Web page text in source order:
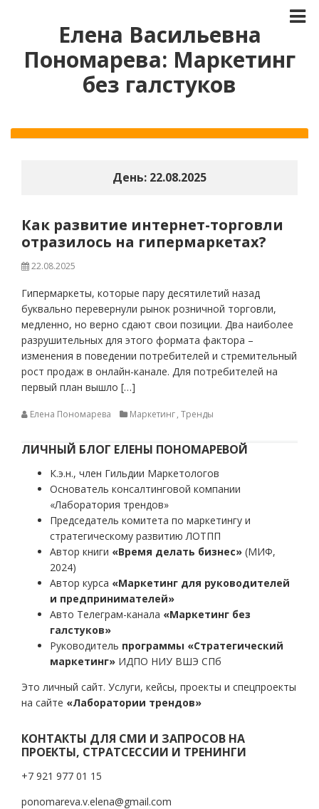
Елена Васильевна
Пономарева: Маркетинг
без галстуков
День: 22.08.2025
Как развитие интернет-торговли
отразилось на гипермаркетах?
22.08.2025
Гипермаркеты, которые пару десятилетий назад
буквально перевернули рынок розничной торговли,
медленно, но верно сдают свои позиции. Два наиболее
разрушительных для этого формата фактора –
изменения в поведении потребителей и стремительный
рост продаж в онлайн-канале. Для потребителей на
первый план вышло […]
Елена Пономарева Маркетинг, Тренды
ЛИЧНЫЙ БЛОГ ЕЛЕНЫ ПОНОМАРЕВОЙ
К.э.н., член Гильдии Маркетологов
Основатель консалтинговой компании
«Лаборатория трендов»
Председатель комитета по маркетингу и
стратегическому развитию ЛОТПП
Автор книги «Время делать бизнес» (МИФ,
2024)
Автор курса «Маркетинг для руководителей
и предпринимателей»
Авто Телеграм-канала «Маркетинг без
галстуков»
Руководитель программы «Стратегический
маркетинг» ИДПО НИУ ВШЭ СПб
Это личный сайт. Услуги, кейсы, проекты и спецпроекты
на сайте «Лаборатории трендов»
КОНТАКТЫ ДЛЯ СМИ И ЗАПРОСОВ НА
ПРОЕКТЫ, СТРАТСЕССИИ И ТРЕНИНГИ
+7 921 977 01 15
ponomareva.v.elena@gmail.com